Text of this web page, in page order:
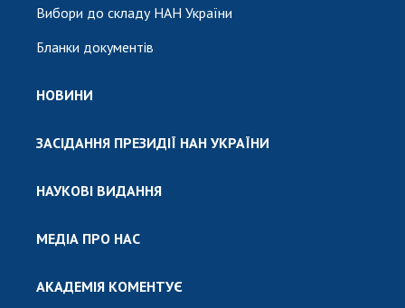
Вибори до складу НАН України
Бланки документів
НОВИНИ
ЗАСІДАННЯ ПРЕЗИДІЇ НАН УКРАЇНИ
НАУКОВІ ВИДАННЯ
МЕДІА ПРО НАС
АКАДЕМІЯ КОМЕНТУЄ